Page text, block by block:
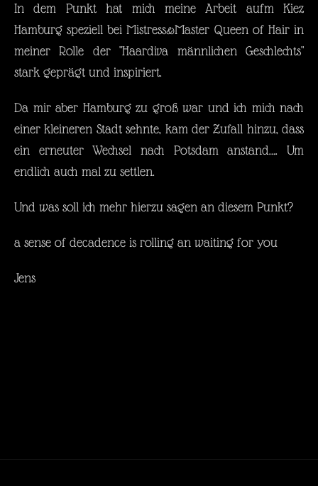
In dem Punkt hat mich meine Arbeit aufm Kiez
Hamburg speziell bei Mistress&Master Queen of Hair in
meiner Rolle der "Haardiva männlichen Geschlechts"
stark geprägt und inspiriert.
Da mir aber Hamburg zu groß war und ich mich nach
einer kleineren Stadt sehnte, kam der Zufall hinzu, dass
ein erneuter Wechsel nach Potsdam anstand…. Um
endlich auch mal zu settlen.
Und was soll ich mehr hierzu sagen an diesem Punkt?
a sense of decadence is rolling an waiting for you
Jens